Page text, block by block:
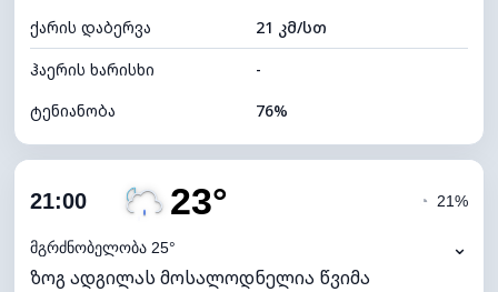
ღრუბლის სიმაღლე 6400 მ
ქარის დაბერვა
21 კმ/სთ
ჰაერის ხარისხი
-
ტენიანობა
76%
ღრუბლიანობა
ნამის წერტილი
ხილვადობა
10 კმ
21:00 23°
მგრძნობელობა 25°
◔ 21%
⌄
ზოგ ადგილას მოსალოდნელია წვიმა